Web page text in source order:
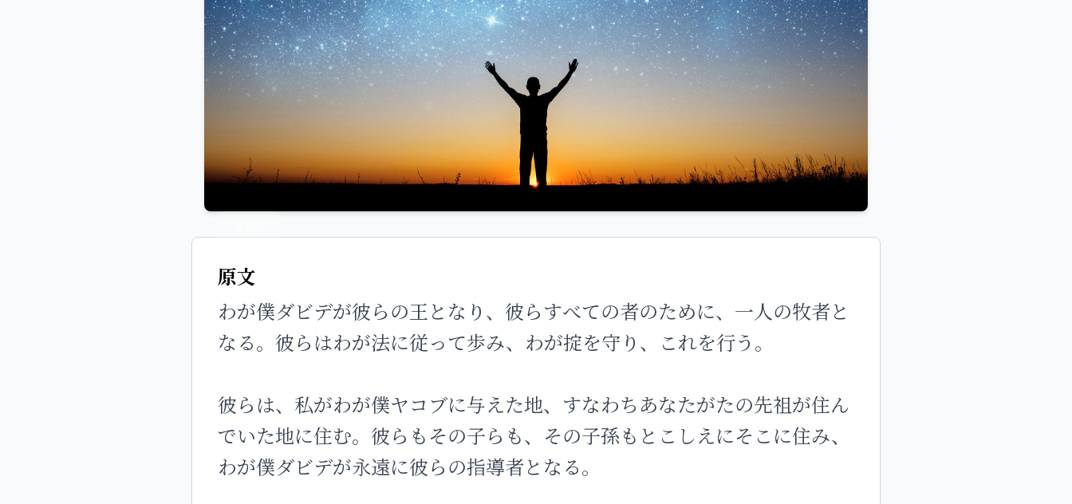
原文
わが僕ダビデが彼らの王となり、彼らすべての者のために、一人の牧者と
なる。彼らはわが法に従って歩み、わが掟を守り、これを行う。
彼らは、私がわが僕ヤコブに与えた地、すなわちあなたがたの先祖が住ん
でいた地に住む。彼らもその子らも、その子孫もとこしえにそこに住み、
わが僕ダビデが永遠に彼らの指導者となる。